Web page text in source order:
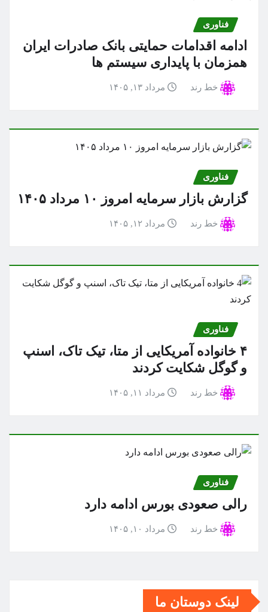
فناوری
ادامه اقدامات حمایتی بانک صادرات ایران
همزمان با پایداری سیستم ها
خط رند مرداد ۱۳, ۱۴۰۵
فناوری
گزارش بازار سرمایه امروز ۱۰ مرداد ۱۴۰۵
خط رند مرداد ۱۲, ۱۴۰۵
فناوری
۴ خانواده آمریکایی از متا، تیک تاک، اسنپ
و گوگل شکایت کردند
خط رند مرداد ۱۱, ۱۴۰۵
فناوری
رالی صعودی بورس ادامه دارد
خط رند مرداد ۱۰, ۱۴۰۵
لینک دوستان ما